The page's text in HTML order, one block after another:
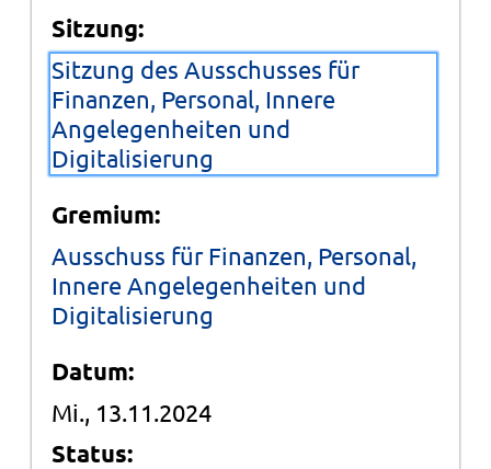
Sitzung:
Sitzung des Ausschusses für
Finanzen, Personal, Innere
Angelegenheiten und
Digitalisierung
Gremium:
Ausschuss für Finanzen, Personal,
Innere Angelegenheiten und
Digitalisierung
Datum:
Mi., 13.11.2024
Status: